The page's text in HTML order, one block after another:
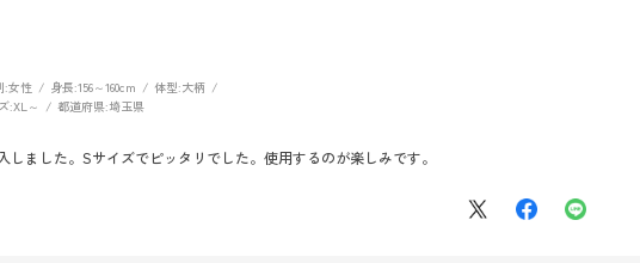
:女性 身長:156～160cm 体型:大柄
:XL～ 都道府県:埼玉県
しました。Sサイズでピッタリでした。使用するのが楽しみです。